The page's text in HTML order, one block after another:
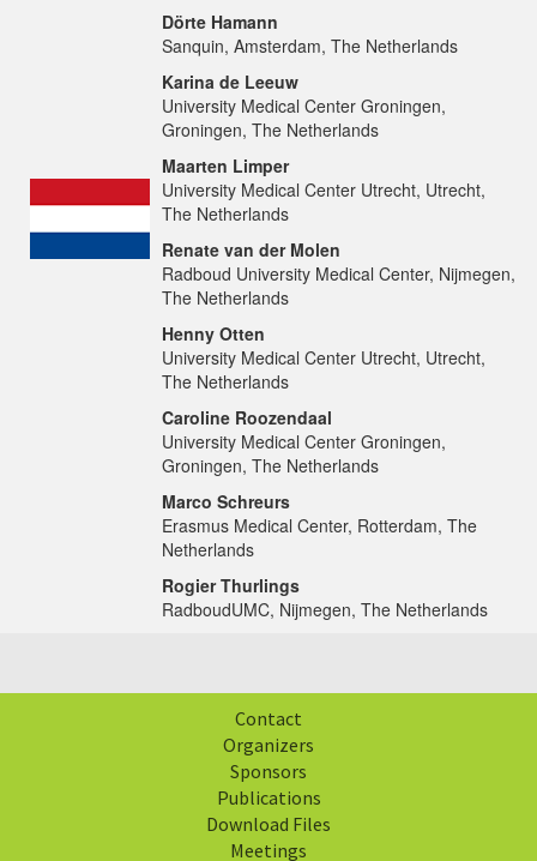
Dörte Hamann
Sanquin, Amsterdam, The Netherlands
Karina de Leeuw
University Medical Center Groningen,
Groningen, The Netherlands
Maarten Limper
University Medical Center Utrecht, Utrecht,
The Netherlands
Renate van der Molen
Radboud University Medical Center, Nijmegen,
The Netherlands
Henny Otten
University Medical Center Utrecht, Utrecht,
The Netherlands
Caroline Roozendaal
University Medical Center Groningen,
Groningen, The Netherlands
Marco Schreurs
Erasmus Medical Center, Rotterdam, The
Netherlands
Rogier Thurlings
RadboudUMC, Nijmegen, The Netherlands
Contact
Organizers
Sponsors
Publications
Download Files
Meetings